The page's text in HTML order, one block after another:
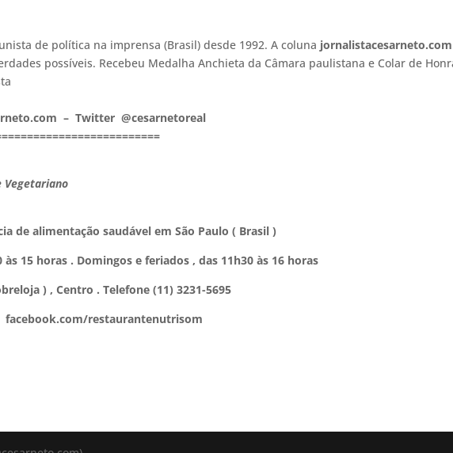
de política na imprensa (Brasil) desde 1992. A coluna jornalistacesarneto.com
possíveis. Recebeu Medalha Anchieta da Câmara paulistana e Colar de
– Twitter @cesarnetoreal
Vegetariano
de alimentação saudável em São Paulo ( Brasil )
às 15 horas . Domingos e feriados , das 11h30 às 16 horas
) , Centro . Telefone (11) 3231-5695
restaurantenutrisom